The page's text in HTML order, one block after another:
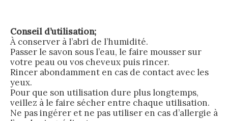
Conseil d’utilisation;
À conserver à l’abri de l’humidité.
Passer le savon sous l’eau, le faire mousser sur
votre peau ou vos cheveux puis rincer.
Rincer abondamment en cas de contact avec les
yeux.
Pour que son utilisation dure plus longtemps,
veillez à le faire sécher entre chaque utilisation.
Ne pas ingérer et ne pas utiliser en cas d’allergie à